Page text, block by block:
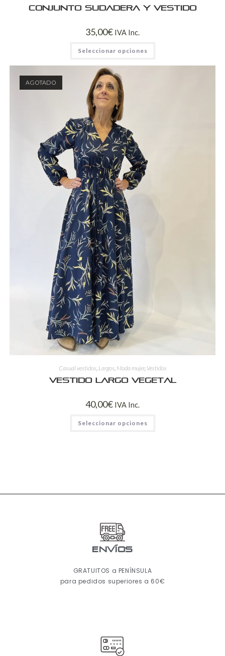
Conjunto sudadera y vestido
35,00€ IVA Inc.
Seleccionar opciones
AGOTADO
Casual vestidos, Largos, Moda mujer, Vestidos
Vestido largo vegetal
40,00€ IVA Inc.
Seleccionar opciones
ENVÍOS
GRATUITOS a PENÍNSULA
para pedidos superiores a 60€